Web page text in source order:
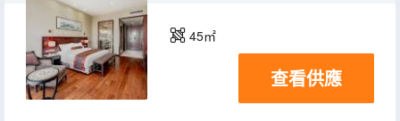
45㎡
查看供應